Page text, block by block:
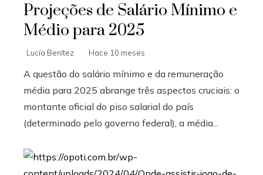
Projeções de Salário Mínimo e
Médio para 2025
Lucía Benítez Hace 10 meses
A questão do salário mínimo e da remuneração
média para 2025 abrange três aspectos cruciais: o
montante oficial do piso salarial do país
(determinado pelo governo federal), a média...